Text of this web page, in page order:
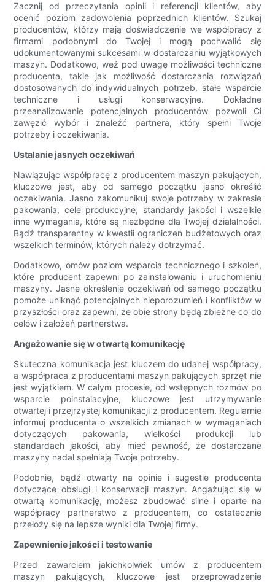
Zacznij od przeczytania opinii i referencji klientów, aby
ocenić poziom zadowolenia poprzednich klientów. Szukaj
producentów, którzy mają doświadczenie we współpracy z
firmami podobnymi do Twojej i mogą pochwalić się
udokumentowanymi sukcesami w dostarczaniu wyjątkowych
maszyn. Dodatkowo, weź pod uwagę możliwości techniczne
producenta, takie jak możliwość dostarczania rozwiązań
dostosowanych do indywidualnych potrzeb, stałe wsparcie
techniczne i usługi konserwacyjne. Dokładne
przeanalizowanie potencjalnych producentów pozwoli Ci
zawęzić wybór i znaleźć partnera, który spełni Twoje
potrzeby i oczekiwania.
Ustalanie jasnych oczekiwań
Nawiązując współpracę z producentem maszyn pakujących,
kluczowe jest, aby od samego początku jasno określić
oczekiwania. Jasno zakomunikuj swoje potrzeby w zakresie
pakowania, cele produkcyjne, standardy jakości i wszelkie
inne wymagania, które są niezbędne dla Twojej działalności.
Bądź transparentny w kwestii ograniczeń budżetowych oraz
wszelkich terminów, których należy dotrzymać.
Dodatkowo, omów poziom wsparcia technicznego i szkoleń,
które producent zapewni po zainstalowaniu i uruchomieniu
maszyny. Jasne określenie oczekiwań od samego początku
pomoże uniknąć potencjalnych nieporozumień i konfliktów w
przyszłości oraz zapewni, że obie strony będą zbieżne co do
celów i założeń partnerstwa.
Angażowanie się w otwartą komunikację
Skuteczna komunikacja jest kluczem do udanej współpracy,
a współpraca z producentami maszyn pakujących sprzęt nie
jest wyjątkiem. W całym procesie, od wstępnych rozmów po
wsparcie poinstalacyjne, kluczowe jest utrzymywanie
otwartej i przejrzystej komunikacji z producentem. Regularnie
informuj producenta o wszelkich zmianach w wymaganiach
dotyczących pakowania, wielkości produkcji lub
standardach jakości, aby mieć pewność, że dostarczane
maszyny nadal spełniają Twoje potrzeby.
Podobnie, bądź otwarty na opinie i sugestie producenta
dotyczące obsługi i konserwacji maszyn. Angażując się w
otwartą komunikację, możesz zbudować silne i oparte na
współpracy partnerstwo z producentem, co ostatecznie
przełoży się na lepsze wyniki dla Twojej firmy.
Zapewnienie jakości i testowanie
Przed zawarciem jakichkolwiek umów z producentem
maszyn pakujących, kluczowe jest przeprowadzenie